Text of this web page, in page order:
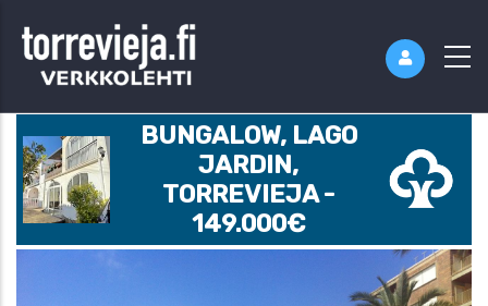
BUNGALOW, LAGO
JARDIN,
TORREVIEJA -
149.000€